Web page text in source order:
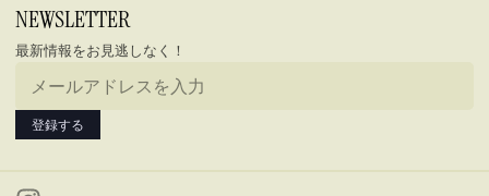
NEWSLETTER
最新情報をお見逃しなく！
メールアドレス
登録する